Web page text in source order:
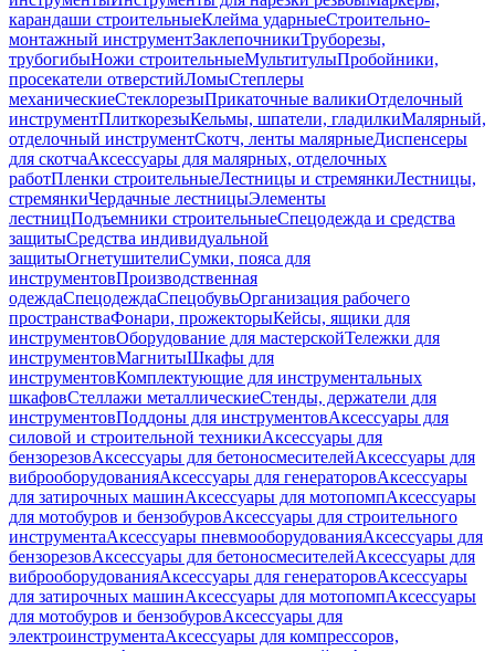
карандаши строительныеКлейма ударныеСтроительно-
монтажный инструментЗаклепочникиТруборезы,
трубогибыНожи строительныеМультитулыПробойники,
просекатели отверстийЛомыСтеплеры
механическиеСтеклорезыПрикаточные валикиОтделочный
инструментПлиткорезыКельмы, шпатели, гладилкиМалярный,
отделочный инструментСкотч, ленты малярныеДиспенсеры
для скотчаАксессуары для малярных, отделочных
работПленки строительныеЛестницы и стремянкиЛестницы,
стремянкиЧердачные лестницыЭлементы
лестницПодъемники строительныеСпецодежда и средства
защитыСредства индивидуальной
защитыОгнетушителиСумки, пояса для
инструментовПроизводственная
одеждаСпецодеждаСпецобувьОрганизация рабочего
пространстваФонари, прожекторыКейсы, ящики для
инструментовОборудование для мастерскойТележки для
инструментовМагнитыШкафы для
инструментовКомплектующие для инструментальных
шкафовСтеллажи металлическиеСтенды, держатели для
инструментовПоддоны для инструментовАксессуары для
силовой и строительной техникиАксессуары для
бензорезовАксессуары для бетоносмесителейАксессуары для
виброоборудованияАксессуары для генераторовАксессуары
для затирочных машинАксессуары для мотопомпАксессуары
для мотобуров и бензобуровАксессуары для строительного
инструментаАксессуары пневмооборудованияАксессуары для
бензорезовАксессуары для бетоносмесителейАксессуары для
виброоборудованияАксессуары для генераторовАксессуары
для затирочных машинАксессуары для мотопомпАксессуары
для мотобуров и бензобуровАксессуары для
электроинструментаАксессуары для компрессоров,